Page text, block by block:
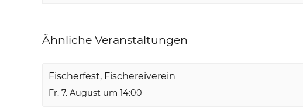
Ähnliche Veranstaltungen
Fischerfest, Fischereiverein
Fr. 7. August um 14:00